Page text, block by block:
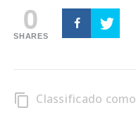
0
SHARES
content_copy Classificado como